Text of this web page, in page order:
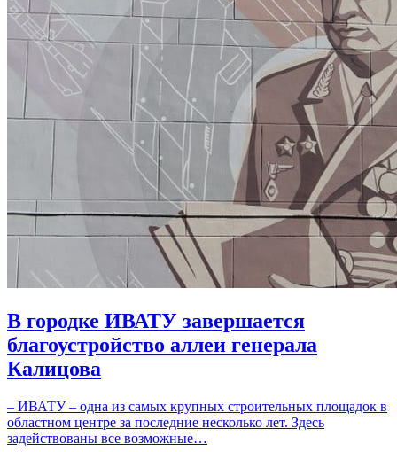
В городке ИВАТУ завершается
благоустройство аллеи генерала
Калицова
– ИВАТУ – одна из самых крупных строительных площадок в
областном центре за последние несколько лет. Здесь
задействованы все возможные…